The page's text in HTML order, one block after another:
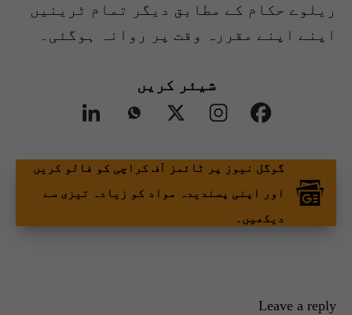
ریلوے حکام کے مطابق دیگر تمام ٹرینیں
اپنے اپنے مقررہ وقت پر روانہ ہوگئی۔
شیئر کریں
گوگل نیوز پر ٹائمز آف کراچی کو فالو کریں
اور اپنی پسندیدہ مواد کو زیادہ تیزی سے
دیکھیں۔
Leave a reply